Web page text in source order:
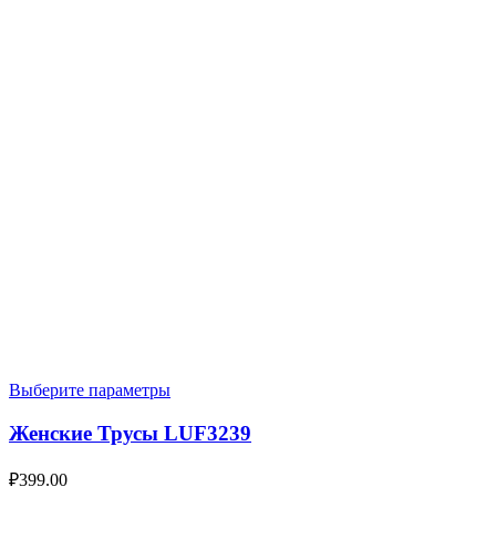
Выберите параметры
Женские Трусы LUF3239
₽399.00